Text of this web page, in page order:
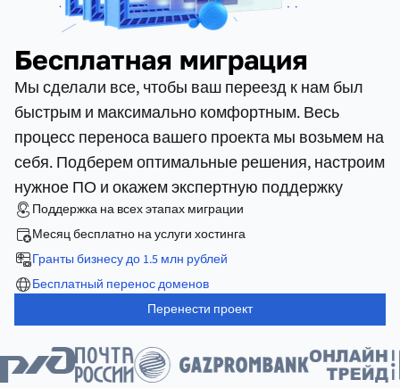
Бесплатная миграция
Мы сделали все, чтобы ваш переезд к нам был
быстрым и максимально комфортным. Весь
процесс переноса вашего проекта мы возьмем на
себя. Подберем оптимальные решения, настроим
нужное ПО и окажем экспертную поддержку
Поддержка на всех этапах миграции
Гранты бизнесу до 1.5 млн рублей
Месяц бесплатно на услуги хостинга
Бесплатный перенос доменов
Перенести проект